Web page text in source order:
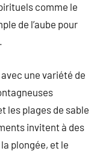
comme le
de l’aube pour
une variété de
les plages de sable
invitent à des
plongée, et le